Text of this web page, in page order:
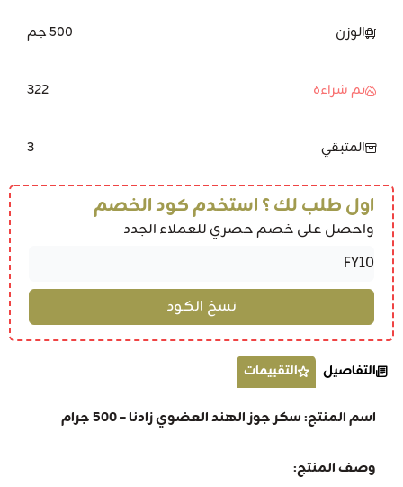
الوزن 500 جم
تم شراءه 322
المتبقي 3
اول طلب لك ؟ استخدم كود الخصم
واحصل على خصم حصري للعملاء الجدد
التفاصيل التقييمات
اسم المنتج: سكر جوز الهند العضوي زادنا – 500 جرام
وصف المنتج: